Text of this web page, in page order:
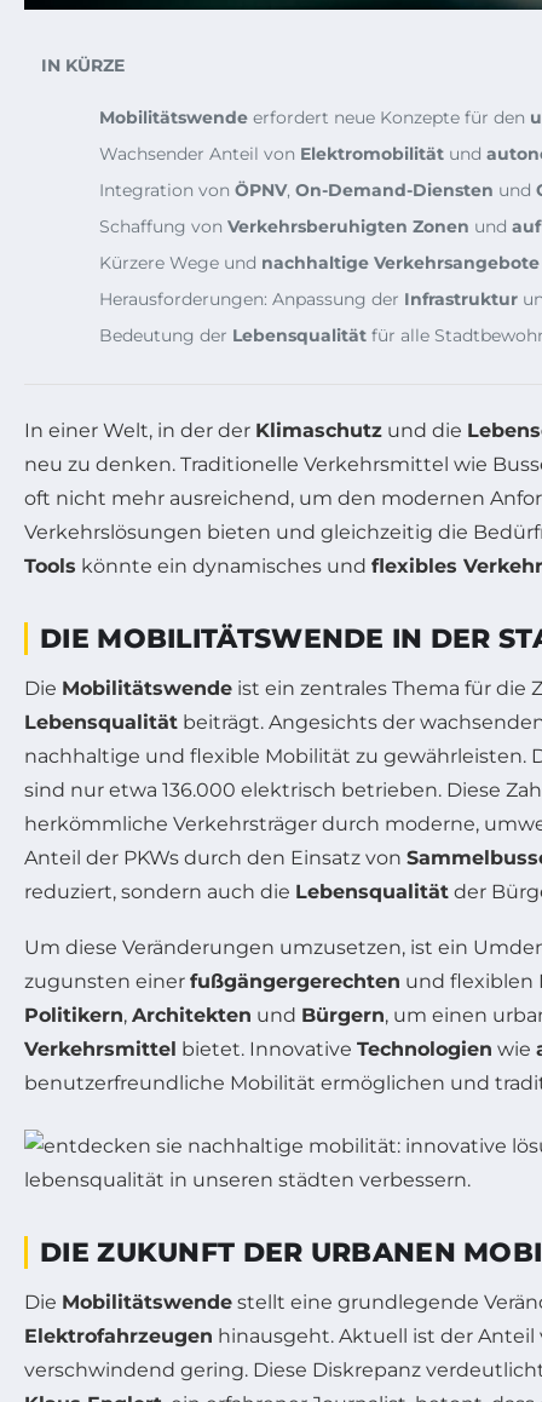
IN KÜRZE
Mobilitätswende erfordert neue Konzepte für den
Wachsender Anteil von Elektromobilität und
Integration von ÖPNV, On-Demand-Diensten und
Schaffung von Verkehrsberuhigten Zonen und
Kürzere Wege und nachhaltige Verkehrsangebote
Herausforderungen: Anpassung der Infrastruktur
Bedeutung der Lebensqualität für alle
In einer Welt, in der der Klimaschutz und die
neu zu denken. Traditionelle Verkehrsmittel wie
oft nicht mehr ausreichend, um den modernen
Verkehrslösungen bieten und gleichzeitig die
Tools könnte ein dynamisches und flexibles
DIE MOBILITÄTSWENDE IN DER
Die Mobilitätswende ist ein zentrales Thema für
Lebensqualität beiträgt. Angesichts der
nachhaltige und flexible Mobilität zu gewährleisten.
sind nur etwa 136.000 elektrisch betrieben. Diese
herkömmliche Verkehrsträger durch moderne,
Anteil der PKWs durch den Einsatz von
reduziert, sondern auch die Lebensqualität der
Um diese Veränderungen umzusetzen, ist ein
zugunsten einer fußgängergerechten und flexiblen
Politikern, Architekten und Bürgern, um einen
Verkehrsmittel bietet. Innovative Technologien wie
benutzerfreundliche Mobilität ermöglichen und
DIE ZUKUNFT DER URBANEN
Die Mobilitätswende stellt eine grundlegende
Elektrofahrzeugen hinausgeht. Aktuell ist der
verschwindend gering. Diese Diskrepanz